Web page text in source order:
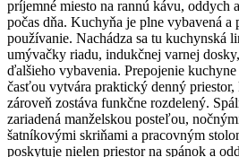
príjemné miesto na rannú kávu, oddych
počas dňa. Kuchyňa je plne vybavená a
používanie. Nachádza sa tu kuchynská
umývačky riadu, indukčnej varnej
ďalšieho vybavenia. Prepojenie
časťou vytvára praktický denný
zároveň zostáva funkčne rozdelený.
zariadená manželskou posteľou,
šatníkovými skriňami a pracovným
poskytuje nielen priestor na spánok a